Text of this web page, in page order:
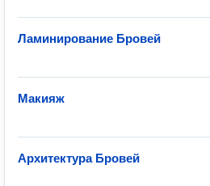
Ламинирование Бровей
Макияж
Архитектура Бровей